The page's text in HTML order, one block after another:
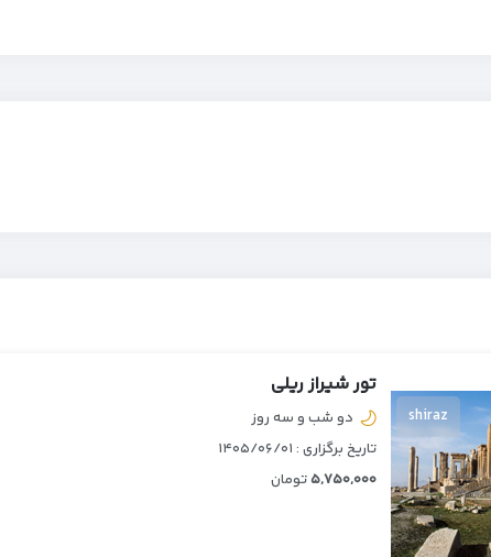
shiraz
تور شیراز ریلی
دو شب و سه روز
تاریخ برگزاری : ۱۴۰۵/۰۶/۰۱
۵,۷۵۰,۰۰۰تومان